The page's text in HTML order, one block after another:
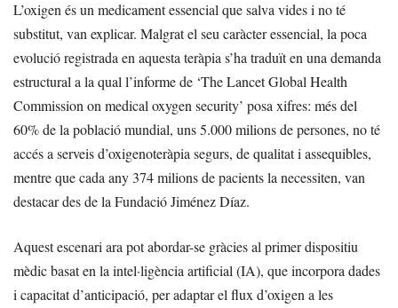
L’oxigen és un medicament essencial que salva vides i no té
substitut, van explicar. Malgrat el seu caràcter essencial, la poca
evolució registrada en aquesta teràpia s’ha traduït en una demanda
estructural a la qual l’informe de ‘The Lancet Global Health
Commission on medical oxygen security’ posa xifres: més del
60% de la població mundial, uns 5.000 milions de persones, no té
accés a serveis d’oxigenoteràpia segurs, de qualitat i assequibles,
mentre que cada any 374 milions de pacients la necessiten, van
destacar des de la Fundació Jiménez Díaz.
Aquest escenari ara pot abordar-se gràcies al primer dispositiu
mèdic basat en la intel·ligència artificial (IA), que incorpora dades
i capacitat d’anticipació, per adaptar el flux d’oxigen a les